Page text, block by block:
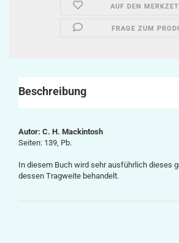
AUF DEN
FRAGE ZUM
Beschreibung
Autor: C. H. Mackintosh
Seiten: 139, Pb.
In diesem Buch wird sehr ausführlich dieses
dessen Tragweite behandelt.